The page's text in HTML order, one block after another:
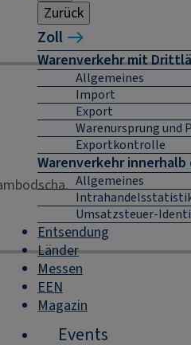
Zurück
Zoll
Warenverkehr mit
Allgemeines
Import
Export
Warenursprung und
Exportkontrolle
Warenverkehr innerhalb
Allgemeines
Umsatzsteuer-
Entsendung
Länder
Messen
EEN
Magazin
Events